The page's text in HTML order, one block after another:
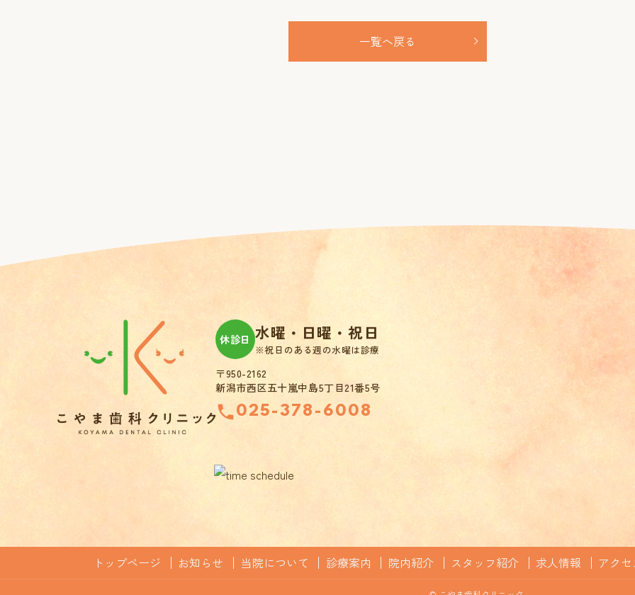
一覧へ戻る
休診日 水曜・日曜・祝日
※祝日のある週の水曜は診療
〒950-2162
新潟市西区五十嵐中島5丁目21番5号
025-378-6008
トップページ お知らせ 当院について 診療案内 院内紹介 スタッフ紹介 求人情報 アク